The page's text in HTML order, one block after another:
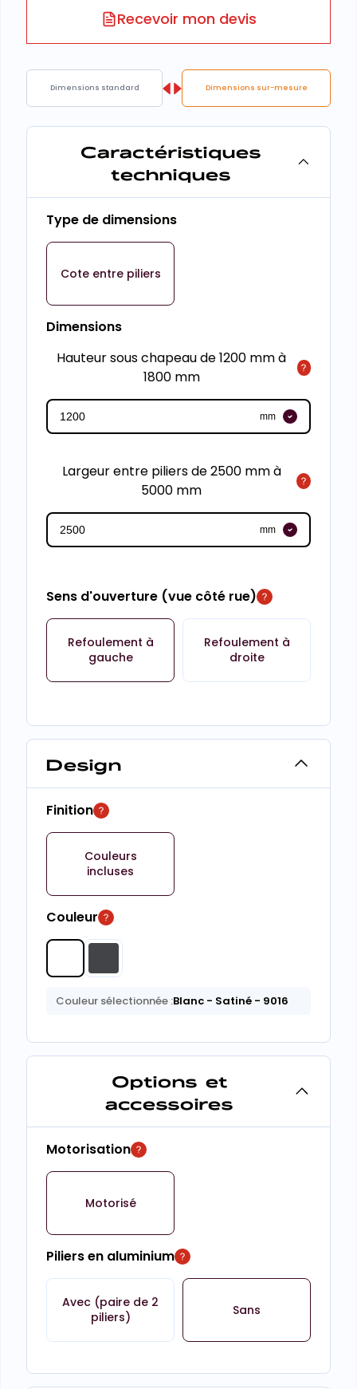
Recevoir mon devis
Dimensions standard Dimensions sur-mesure
Caractéristiques
techniques
Type de dimensions
Cote entre piliers
Dimensions
Hauteur sous chapeau de 1200 mm à
1800 mm
mm
Largeur entre piliers de 2500 mm à
5000 mm
mm
Sens d'ouverture (vue côté rue)
Refoulement à
gauche
Refoulement à
droite
Design
Finition
Couleurs
incluses
Couleur
Couleur sélectionnée :Blanc - Satiné - 9016
Options et
accessoires
Motorisation
Motorisé
Piliers en aluminium
Avec (paire de 2
piliers)
Sans